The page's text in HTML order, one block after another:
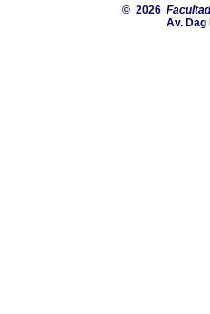
© 2026
Av.